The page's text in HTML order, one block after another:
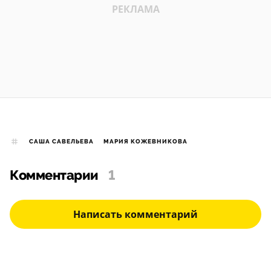
САША САВЕЛЬЕВА МАРИЯ КОЖЕВНИКОВА
Комментарии 1
Написать комментарий